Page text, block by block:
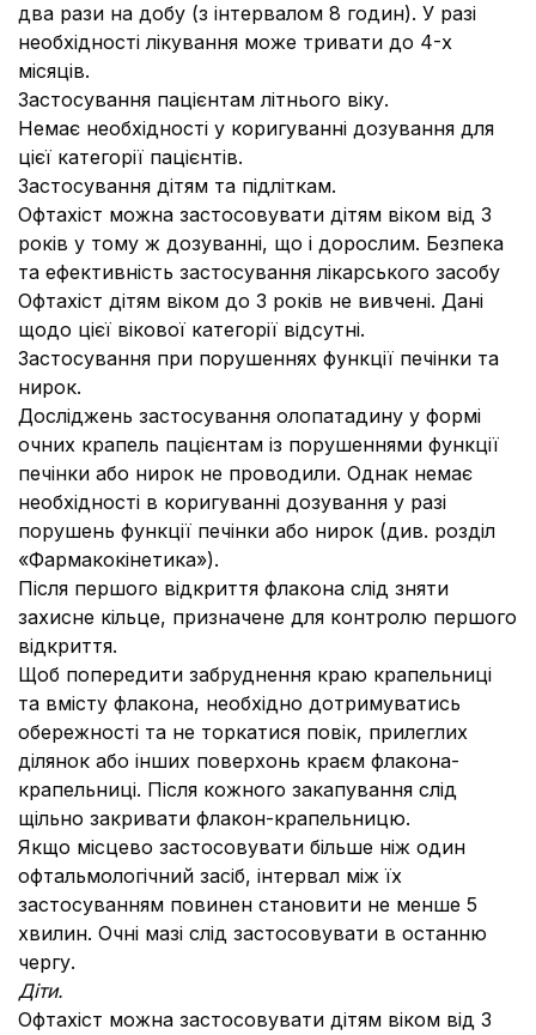
два рази на добу (з інтервалом 8 годин). У разі
необхідності лікування може тривати до 4-х
місяців.
Застосування пацієнтам літнього віку.
Немає необхідності у коригуванні дозування для
цієї категорії пацієнтів.
Застосування дітям та підліткам.
Офтахіст можна застосовувати дітям віком від 3
років у тому ж дозуванні, що і дорослим. Безпека
та ефективність застосування лікарського засобу
Офтахіст дітям віком до 3 років не вивчені. Дані
щодо цієї вікової категорії відсутні.
Застосування при порушеннях функції печінки та
нирок.
Досліджень застосування олопатадину у формі
очних крапель пацієнтам із порушеннями функції
печінки або нирок не проводили. Однак немає
необхідності в коригуванні дозування у разі
порушень функції печінки або нирок (див. розділ
«Фармакокінетика»).
Після першого відкриття флакона слід зняти
захисне кільце, призначене для контролю першого
відкриття.
Щоб попередити забруднення краю крапельниці
та вмісту флакона, необхідно дотримуватись
обережності та не торкатися повік, прилеглих
ділянок або інших поверхонь краєм флакона-
крапельниці. Після кожного закапування слід
щільно закривати флакон-крапельницю.
Якщо місцево застосовувати більше ніж один
офтальмологічний засіб, інтервал між їх
застосуванням повинен становити не менше 5
хвилин. Очні мазі слід застосовувати в останню
чергу.
Діти.
Офтахіст можна застосовувати дітям віком від 3